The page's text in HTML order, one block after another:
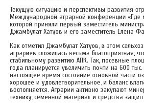
Текущую ситуацию и перспективы развития
Международной аграрной конференции «Где
которой приняли первый заместитель
Джамбулат Хатуов и его заместитель Елена
Как отметил Джамбулат Хатуов, в этом
аграриев сложилась весьма благоприятная,
стабильному развитию АПК. Так, посевные
года планируется увеличить почти на 600
настоящее время состояние основной части
хорошее и удовлетворительное, и баланс
восполняется. Аграрии активно закупают
технику, семенной материал и средства